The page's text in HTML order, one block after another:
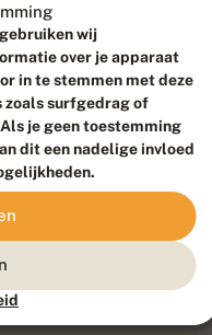
wij
over je apparaat
in te stemmen met deze
zoals surfgedrag of
je geen toestemming
dit een nadelige invloed
, ontworpen door